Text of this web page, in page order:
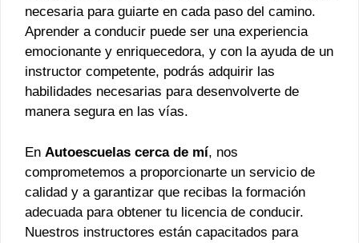
necesaria para guiarte en cada paso del camino.
Aprender a conducir puede ser una experiencia
emocionante y enriquecedora, y con la ayuda de un
instructor competente, podrás adquirir las
habilidades necesarias para desenvolverte de
manera segura en las vías.
En Autoescuelas cerca de mí, nos
comprometemos a proporcionarte un servicio de
calidad y a garantizar que recibas la formación
adecuada para obtener tu licencia de conducir.
Nuestros instructores están capacitados para